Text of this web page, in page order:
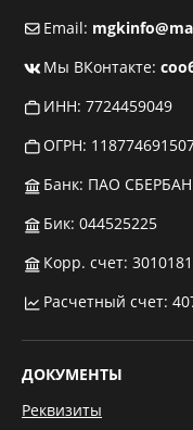
Email:
Мы ВКонтакте:
ИНН: 7724459049
ОГРН:
Банк: ПАО
Бик: 044525225
Корр. счет:
Расчетный счет:
ДОКУМЕНТЫ
Реквизиты